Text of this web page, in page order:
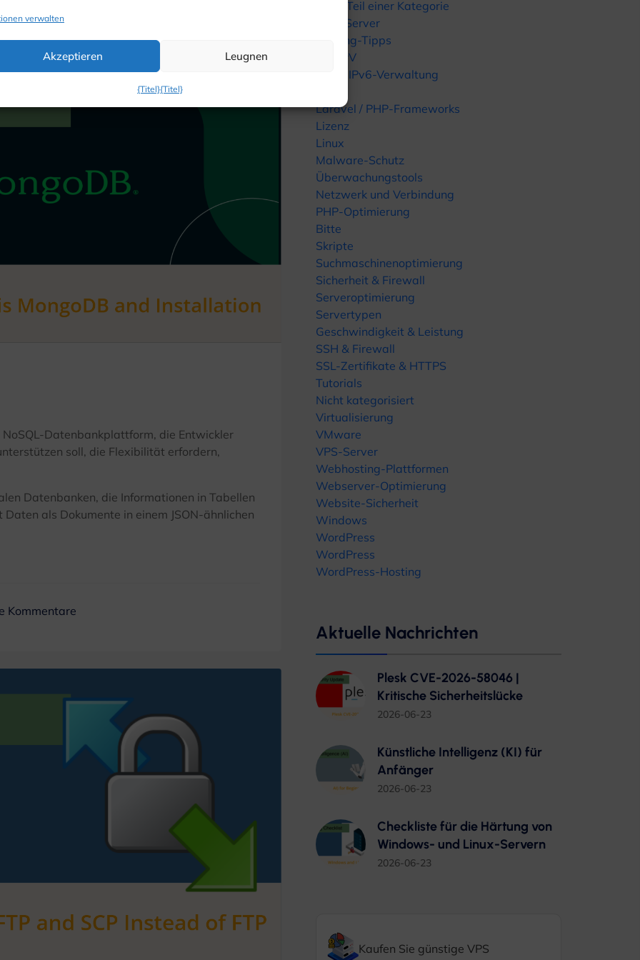
verwalten
Akzeptieren Leugnen
{Titel}{Titel}
Datenbankplattform, die Entwickler
soll, die Flexibilität erfordern,
Datenbanken, die Informationen in Tabellen
als Dokumente in einem JSON-ähnlichen
Kommentare
Nicht Teil einer Kategorie
GPU-Server
Hosting-Tipps
HyperV
IPv4 / IPv6-Verwaltung
Laravel / PHP-Frameworks
Lizenz
Linux
Malware-Schutz
Überwachungstools
Netzwerk und Verbindung
PHP-Optimierung
Bitte
Skripte
Suchmaschinenoptimierung
Sicherheit & Firewall
Serveroptimierung
Servertypen
Geschwindigkeit & Leistung
SSH & Firewall
SSL-Zertifikate & HTTPS
Tutorials
Nicht kategorisiert
Virtualisierung
VMware
VPS-Server
Webhosting-Plattformen
Webserver-Optimierung
Website-Sicherheit
Windows
WordPress
WordPress
WordPress-Hosting
Aktuelle Nachrichten
Plesk CVE-2026-58046 |
Kritische Sicherheitslücke
2026-06-23
Künstliche Intelligenz (KI) für
Anfänger
2026-06-23
Checkliste für die Härtung von
Windows- und Linux-Servern
2026-06-23
Kaufen Sie günstige VPS